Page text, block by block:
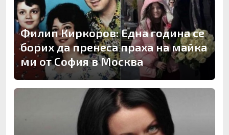
Филип Киркоров: Една година се
борих да пренеса праха на майка
ми от София в Москва